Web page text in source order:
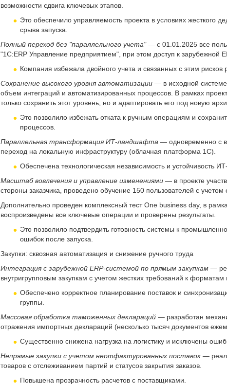
возможности сдвига ключевых этапов.
Это обеспечило управляемость проекта в условиях жесткого
срыва запуска.
Полный переход без "параллельного учета"— с 01.01.2025 все
"1С:ERP Управление предприятием", при этом доступ к зарубежной
Компания избежала двойного учета и связанных с этим рисков
Сохранение высокого уровня автоматизации— в исходной
объем интеграций и автоматизированных процессов. В рамках
только сохранить этот уровень, но и адаптировать его под новую
Это позволило избежать отката к ручным операциям и
процессов.
Параллельная трансформация ИТ-ландшафта — одновременно с
переход на локальную инфраструктуру (облачная платформа 1С).
Обеспечена технологическая независимость и устойчивость
Масштаб вовлечения и управление изменениями— в проекте
стороны заказчика, проведено обучение 150 пользователей с
Дополнительно проведен комплексный тест One business day, в
воспроизведены все ключевые операции и проверены результаты.
Это позволило подтвердить готовность системы к
ошибок после запуска.
Закупки: сквозная автоматизация и снижение ручного труда
Интеграция с зарубежной ERP-системой по прямым закупкам—
внутригрупповым закупкам с учетом жестких требований к форматам
Обеспечено корректное планирование поставок и
группы.
Массовая обработка таможенных деклараций— разработан
отражения импортных деклараций (несколько тысяч документов
Существенно снижена нагрузка на логистику и исключены
Непрямые закупки с учетом неотфактурованных поставок—
товаров с отслеживанием партий и статусов закрытия заказов.
Повышена прозрачность расчетов с поставщиками.